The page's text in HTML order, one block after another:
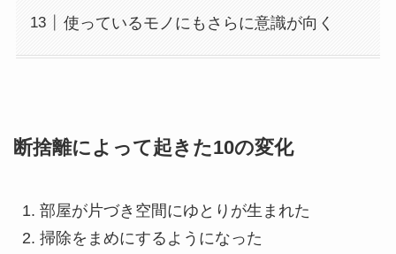
使っているモノにもさらに意識が向く
断捨離によって起きた10の変化
部屋が片づき空間にゆとりが生まれた
掃除をまめにするようになった